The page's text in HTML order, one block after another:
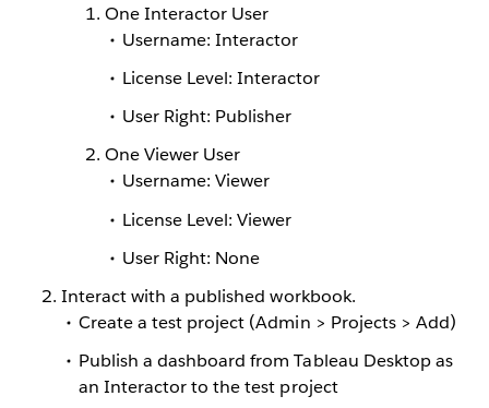
One Interactor User
Username:Interactor
License Level: Interactor
User Right: Publisher
One Viewer User
Username:Viewer
License Level: Viewer
User Right: None
Interact with a published workbook.
Create a test project (Admin > Projects > Add)
Publish a dashboard from Tableau Desktop as
an Interactor to the test project